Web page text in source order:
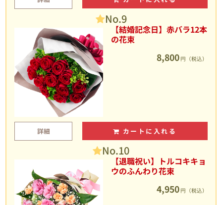
No.9
【結婚記念日】赤バラ12本
の花束
8,800 円（税込）
詳細 カートに入れる
No.10
【退職祝い】トルコキキョ
ウのふんわり花束
4,950 円（税込）